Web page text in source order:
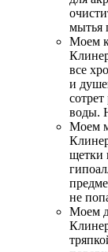
мытья
Моем
все
и
воды.
Моем
щетки
не
Моем